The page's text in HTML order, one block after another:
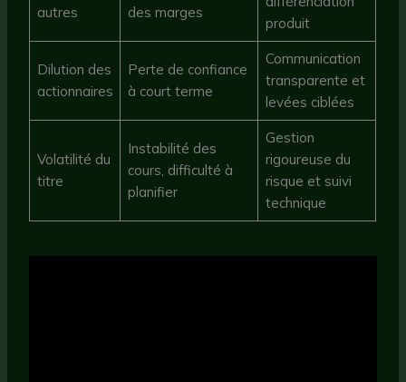
autres des marges
produit
Dilution des
actionnaires
Perte de confiance
à court terme
Communication
transparente et
levées ciblées
Volatilité du
titre
Instabilité des
cours, difficulté à
planifier
Gestion
rigoureuse du
risque et suivi
technique